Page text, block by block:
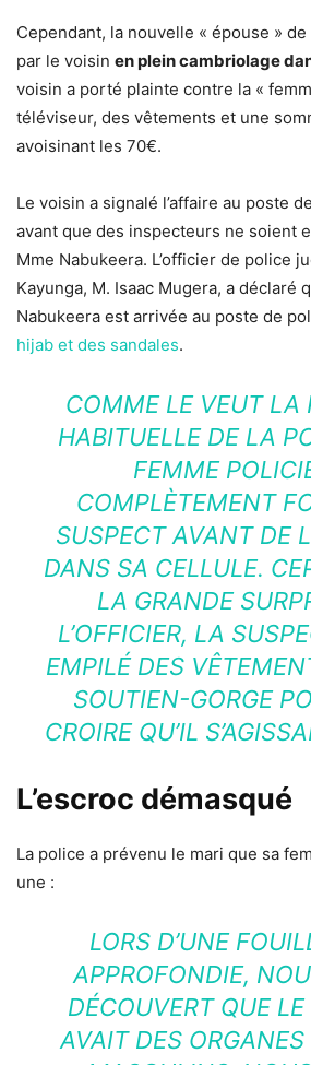
Cependant, la nouvelle « épouse » de
par le voisin en plein cambriolage
voisin a porté plainte contre la «
téléviseur, des vêtements et une
avoisinant les 70€.
Le voisin a signalé l’affaire au poste
avant que des inspecteurs ne soient
Mme Nabukeera. L’officier de police
Kayunga, M. Isaac Mugera, a déclaré
Nabukeera est arrivée au poste de
hijab et des sandales.
COMME LE VEUT LA
HABITUELLE DE LA
FEMME
COMPLÈTEMENT
SUSPECT AVANT DE
DANS SA CELLULE.
LA GRANDE
L’OFFICIER, LA
EMPILÉ DES
SOUTIEN-GORGE
CROIRE QU’IL
L’escroc démasqué
La police a prévenu le mari que sa
une :
LORS D’UNE
APPROFONDIE,
DÉCOUVERT QUE
AVAIT DES